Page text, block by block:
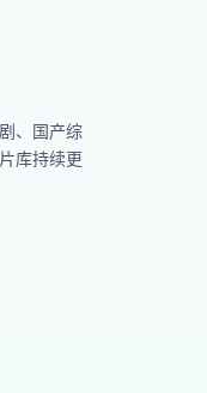
、国产综
库持续更